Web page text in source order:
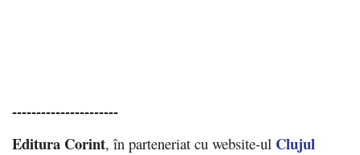
----------------------
Editura Corint, în parteneriat cu website-ul Clujul